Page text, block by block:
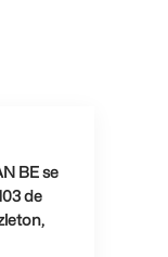
BE se
de